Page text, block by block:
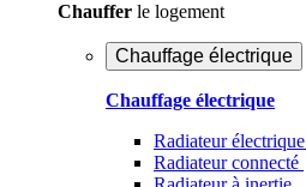
Chauffer le logement
Chauffage électrique
Chauffage électrique
Radiateur électrique
Radiateur connecté